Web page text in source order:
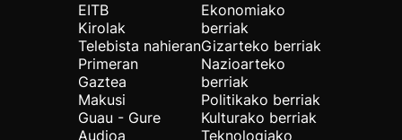
EITB
Kirolak
Telebista nahieran
Primeran
Gaztea
Makusi
Guau - Gure
Audioa
Ekonomiako
berriak
Gizarteko berriak
Nazioarteko
berriak
Politikako berriak
Kulturako berriak
Teknologiako